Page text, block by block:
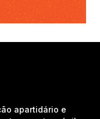
apartidário e